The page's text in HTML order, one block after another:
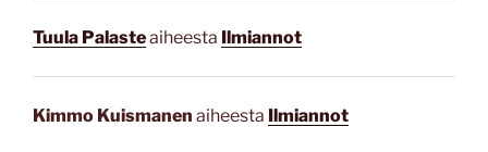
Tuula Palasteaiheesta Ilmiannot
Kimmo Kuismanen aiheesta Ilmiannot